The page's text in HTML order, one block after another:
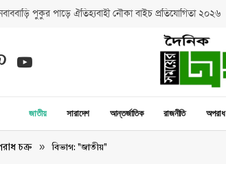
পুকুর পাড়ে ঐতিহ্যবাহী নৌকা বাইচ প্রতিযোগিতা ২০২৬
PinterestYouTube
জাতীয় সারাদেশ আন্তর্জাতিক রাজনীতি অপরাধ
চক্র » বিভাগ: "জাতীয়"